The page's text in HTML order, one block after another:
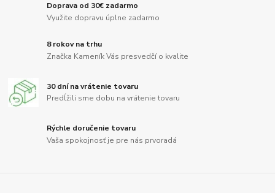
Doprava od 30€ zadarmo
Využite dopravu úplne zadarmo
8 rokov na trhu
Značka Kameník Vás presvedčí o kvalite
30 dní na vrátenie tovaru
Predĺžili sme dobu na vrátenie tovaru
Rýchle doručenie tovaru
Vaša spokojnosť je pre nás prvoradá